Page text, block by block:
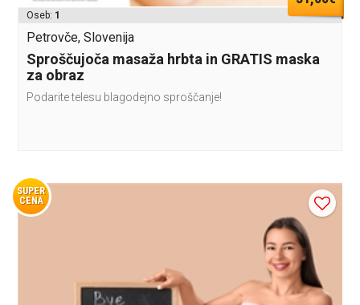
Oseb: 1
Petrovče, Slovenija
Sproščujoča masaža hrbta in GRATIS maska
za obraz
Podarite telesu blagodejno sproščanje!
SUPER
CENA